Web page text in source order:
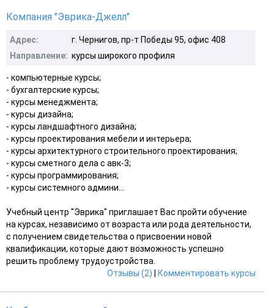
Компания "Эврика-Джелл"
Адрес:
г. Чернигов, пр-т Победы 95, офис 408
Направление: курсы широкого профиля
- компьютерные курсы;
- бухгалтерские курсы;
- курсы менеджмента;
- курсы дизайна;
- курсы ландшафтного дизайна;
- курсы проектирования мебели и интерьера;
- курсы архитектурного строительного проектирования;
- курсы сметного дела с авк-3;
- курсы программирования;
- курсы системного админи...
Учебный центр "Эврика" приглашает Вас пройти обучение
на курсах, независимо от возраста или рода деятельности,
с получением свидетельства о присвоении новой
квалификации, которые дают возможность успешно
решить проблему трудоустройства.
Отзывы (2)
Комментировать курсы